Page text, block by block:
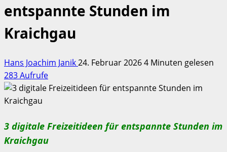
entspannte Stunden im
Kraichgau
Hans Joachim Janik24. Februar 20264 Minuten gelesen
283 Aufrufe
3 digitale Freizeitideen für entspannte Stunden im
Kraichgau